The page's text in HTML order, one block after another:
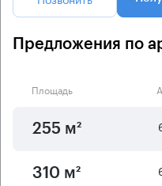
Предложения по
Площадь
255 м²
310 м²